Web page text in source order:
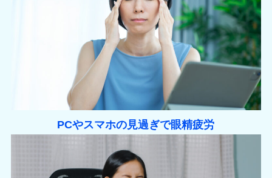
PCやスマホの見過ぎで眼精疲労